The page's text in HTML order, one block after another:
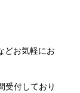
どお気軽にお
受付しており